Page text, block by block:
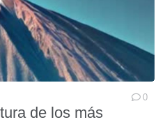
de los más
0